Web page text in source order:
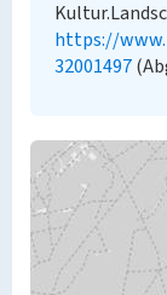
https://
32001497